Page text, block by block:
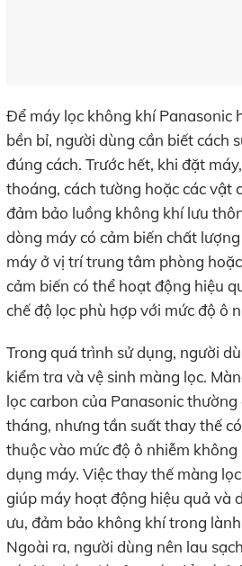
Để máy lọc không khí Panasonic
bền bỉ, người dùng cần biết cách
đúng cách. Trước hết, khi đặt
thoáng, cách tường hoặc các vật
đảm bảo luồng không khí lưu
dòng máy có cảm biến chất
máy ở vị trí trung tâm phòng
cảm biến có thể hoạt động hiệu
chế độ lọc phù hợp với mức độ ô
Trong quá trình sử dụng, người
kiểm tra và vệ sinh màng lọc.
lọc carbon của Panasonic
tháng, nhưng tần suất thay thế
thuộc vào mức độ ô nhiễm
dụng máy. Việc thay thế màng
giúp máy hoạt động hiệu quả và
ưu, đảm bảo không khí trong
Ngoài ra, người dùng nên lau